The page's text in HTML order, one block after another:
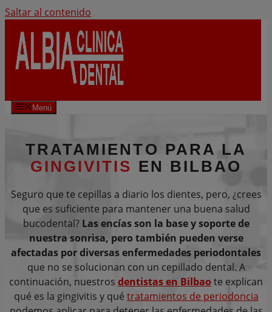
Saltar al contenido
Menú
TRATAMIENTO PARA LA
GINGIVITIS EN BILBAO
Seguro que te cepillas a diario los dientes, pero, ¿crees
que es suficiente para mantener una buena salud
bucodental? Las encías son la base y soporte de
nuestra sonrisa, pero también pueden verse
afectadas por diversas enfermedades periodontales
que no se solucionan con un cepillado dental. A
continuación, nuestros dentistas en Bilbao te explican
qué es la gingivitis y qué tratamientos de periodoncia